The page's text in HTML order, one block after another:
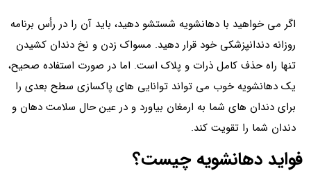
اگر می خواهید با دهانشویه شستشو دهید، باید آن را در رأس برنامه
روزانه دندانپزشکی خود قرار دهید. مسواک زدن و نخ دندان کشیدن
تنها راه حذف کامل ذرات و پلاک است. اما در صورت استفاده صحیح،
یک دهانشویه خوب می تواند توانایی های پاکسازی سطح بعدی را
برای دندان های شما به ارمغان بیاورد و در عین حال سلامت دهان و
دندان شما را تقویت کند.
فواید دهانشویه چیست؟